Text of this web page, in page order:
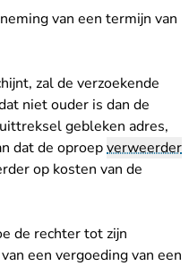
van een termijn van
zal de verzoekende
niet ouder is dan de
gebleken adres,
dat de oproepverweerder
op kosten van de
de rechter tot zijn
een vergoeding van een